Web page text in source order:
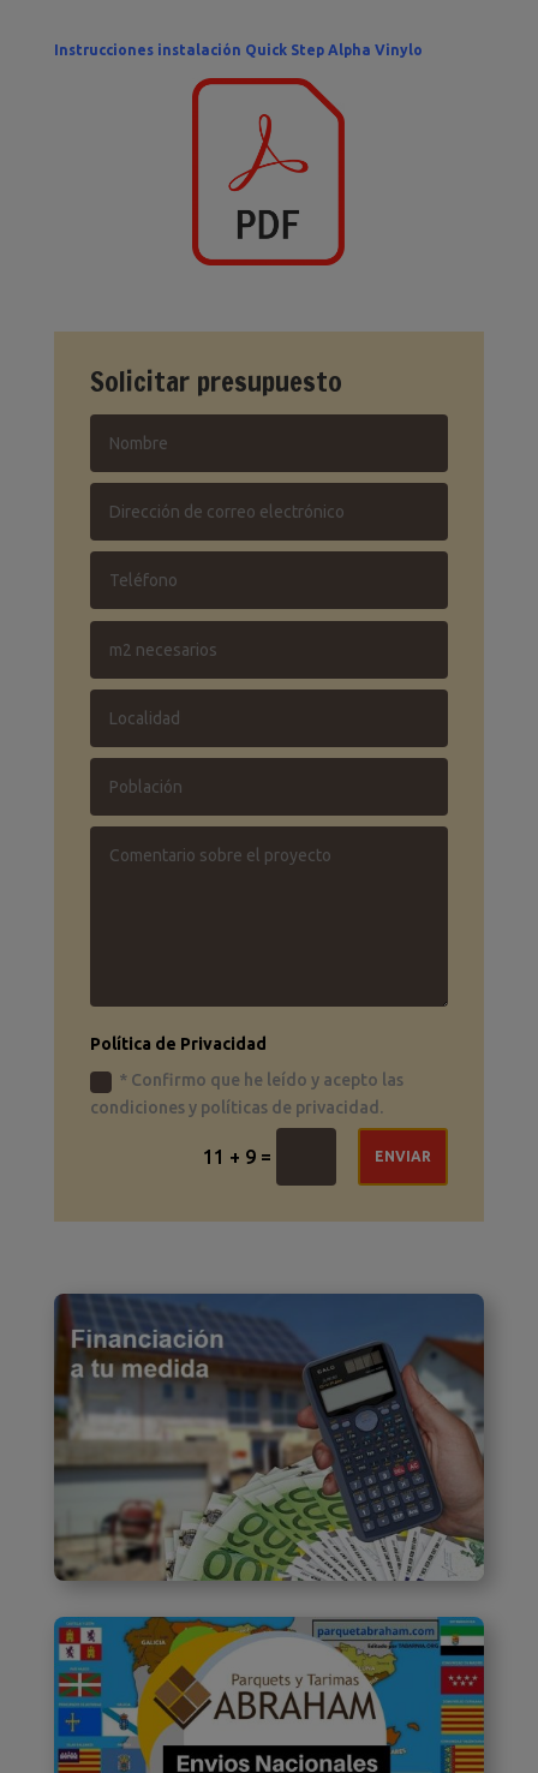
Instrucciones instalación Quick Step Alpha Vinylo
Solicitar presupuesto
Política de Privacidad
* Confirmo que he leído y acepto las
condiciones y políticas de privacidad.
11 + 9 = ENVIAR